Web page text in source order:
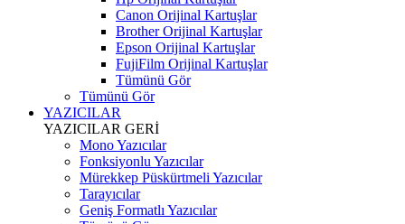
Canon Orijinal Kartuşlar
Brother Orijinal Kartuşlar
Epson Orijinal Kartuşlar
FujiFilm Orijinal Kartuşlar
Tümünü Gör
Tümünü Gör
YAZICILAR
YAZICILAR GERİ
Mono Yazıcılar
Fonksiyonlu Yazıcılar
Mürekkep Püskürtmeli Yazıcılar
Tarayıcılar
Geniş Formatlı Yazıcılar